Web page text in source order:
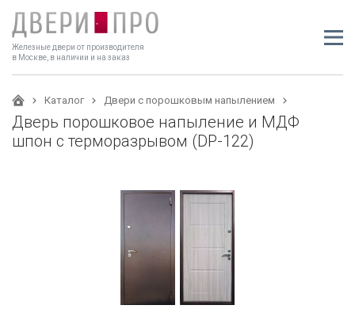
Железные двери от производителя
в Москве, в наличии и на заказ
Каталог Двери с порошковым напылением
Дверь порошковое напыление и МДФ
шпон с терморазрывом (DP-122)